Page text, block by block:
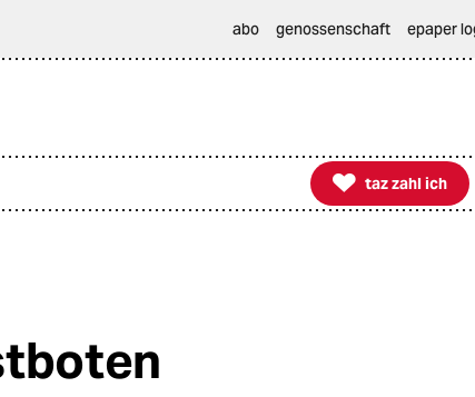
abo genossenschaft epaper

taz zahl ich
taz zahl ich